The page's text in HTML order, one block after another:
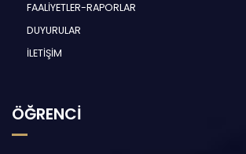
FAALİYETLER-RAPORLAR
DUYURULAR
İLETİŞİM
ÖĞRENCİ